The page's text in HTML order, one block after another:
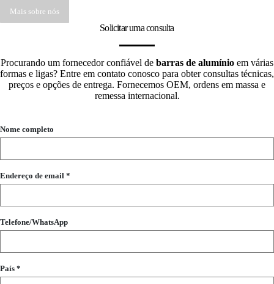
Mais sobre nós
Solicitar uma consulta
Procurando um fornecedor confiável de barras de alumínio em várias
formas e ligas? Entre em contato conosco para obter consultas técnicas,
preços e opções de entrega. Fornecemos OEM, ordens em massa e
remessa internacional.
Nome completo
Endereço de email *
Telefone/WhatsApp
País *